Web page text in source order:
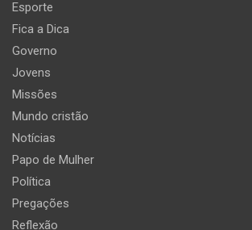
Esporte
Fica a Dica
Governo
Jovens
Missões
Mundo cristão
Notícias
Papo de Mulher
Política
Pregações
Reflexão